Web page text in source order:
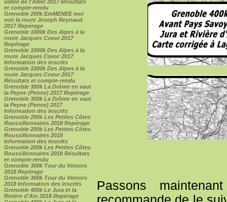
vallée de l'Allier 2017 Résultats
et compte-rendu
Grenoble 200k EmMENEE moi
voir la route Joseph Reynaud
2017 Repérage
Grenoble 1000k Des Alpes à la
route Jacques Coeur 2017
Repérage
Grenoble 1000k Des Alpes à la
route Jacques Coeur 2017
Information des inscrits
Grenoble 1000k Des Alpes à la
route Jacques Coeur 2017
Résultats et compte-rendu
Grenoble 300k La Drôme en vaut
la Peyne (Penne) 2017 Repérage
Grenoble 300k La Drôme en vaut
la Peyne (Penne) 2017
Information des inscrits
Grenoble 200k Les Petites Côtes
Roussillonnaires 2018 Repérage
Grenoble 200k Les Petites Côtes
Roussillonnaires 2018
Information des inscrits
Grenoble 200k Les Petites Côtes
Roussillonnaires 2018 Résultats
et compte-rendu
Grenoble 300k Tour du Vercors
2018 Repérage
Grenoble 300k Tour du Vercors
2018 Information des inscrits
Grenoble 400k Le Jura et la
Rivière d'Ain 2018 Repérage
Passons